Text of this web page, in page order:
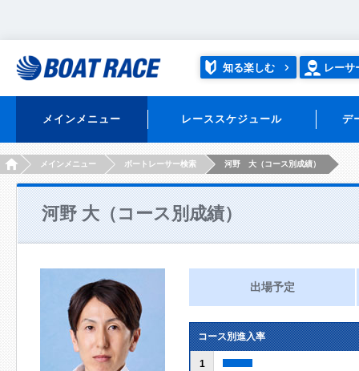
知る楽しむ レーサ
メインメニュー レーススケジュール デ
HOMEメインメニュー ボートレーサー検索 河野 大（コース別成績）
河野 大（コース別成績）
出場予定
コース別進入率
1